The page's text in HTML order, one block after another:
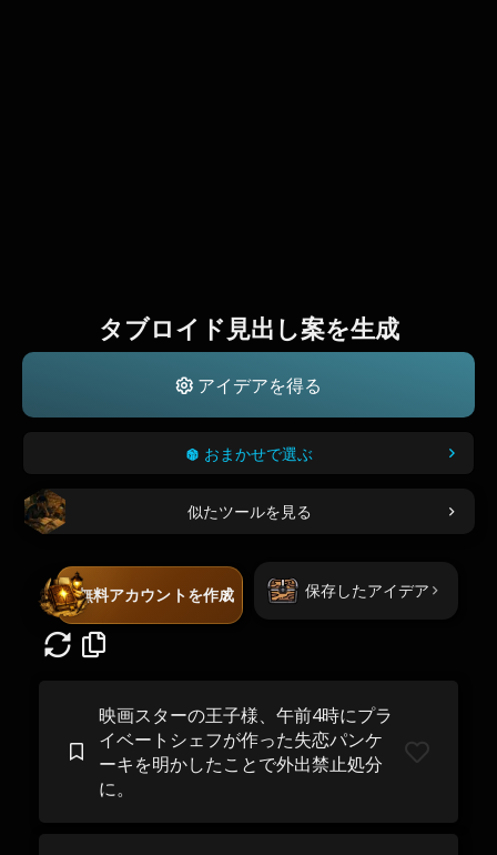
タブロイド見出し案を生成
アイデアを得る
おまかせで選ぶ
似たツールを見る
無料アカウントを作成 保存したアイデア
映画スターの王子様、午前4時にプラ
イベートシェフが作った失恋パンケ
ーキを明かしたことで外出禁止処分
に。